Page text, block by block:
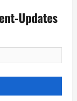
Updates